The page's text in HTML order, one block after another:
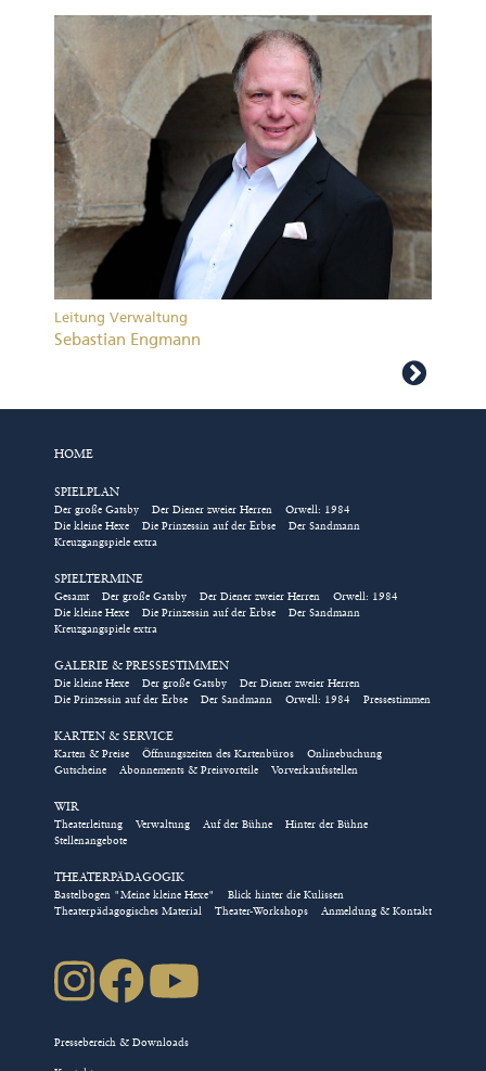
Leitung Verwaltung
Sebastian Engmann
HOME
SPIELPLAN
Der große Gatsby Der Diener zweier Herren
Orwell: 1984
Die kleine Hexe
Die Prinzessin auf der Erbse
Der Sandmann
Kreuzgangspiele extra
SPIELTERMINE
Gesamt Der große Gatsby Der Diener zweier Herren
Orwell: 1984
Die kleine Hexe
Die Prinzessin auf der Erbse
Der Sandmann
Kreuzgangspiele extra
GALERIE & PRESSESTIMMEN
Die kleine Hexe Der große Gatsby
Der Diener zweier Herren
Die Prinzessin auf der Erbse
Der Sandmann Orwell: 1984 Pressestimmen
KARTEN & SERVICE
Karten & Preise Öffnungszeiten des Kartenbüros
Onlinebuchung
Gutscheine
Abonnements & Preisvorteile Vorverkaufsstellen
WIR
Theaterleitung Verwaltung Auf der Bühne
Hinter der Bühne
Stellenangebote
THEATERPÄDAGOGIK
Bastelbogen "Meine kleine Hexe"
Blick hinter die Kulissen
Theaterpädagogisches Material
Theater-Workshops Anmeldung & Kontakt
Pressebereich & Downloads